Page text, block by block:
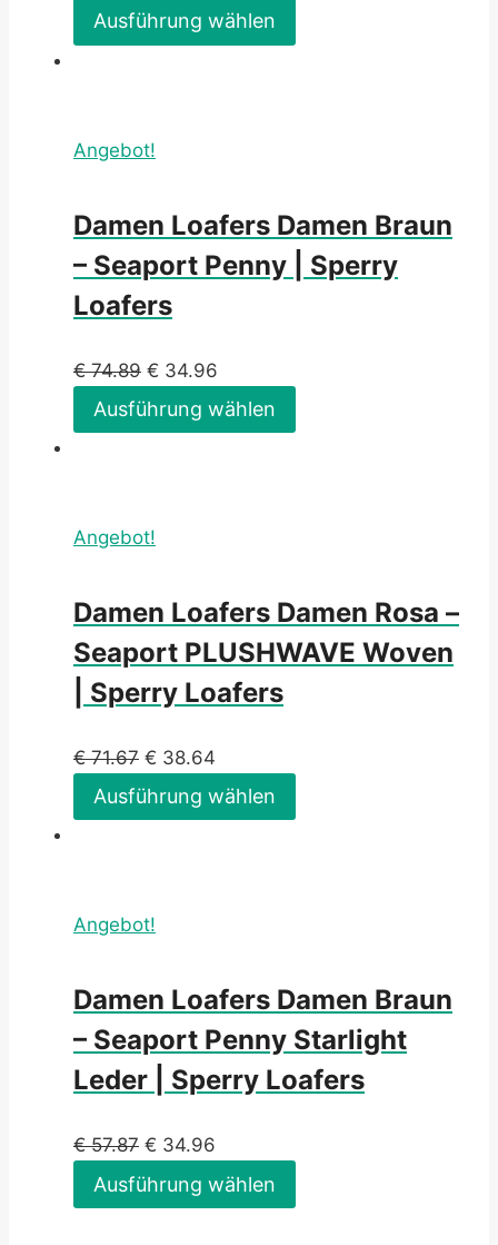
Ausführung wählen
Angebot!
Damen Loafers Damen Braun
– Seaport Penny | Sperry
Loafers
€74.89 € 34.96
Ausführung wählen
Angebot!
Damen Loafers Damen Rosa –
Seaport PLUSHWAVE Woven
| Sperry Loafers
€71.67 € 38.64
Ausführung wählen
Angebot!
Damen Loafers Damen Braun
– Seaport Penny Starlight
Leder | Sperry Loafers
€57.87 € 34.96
Ausführung wählen